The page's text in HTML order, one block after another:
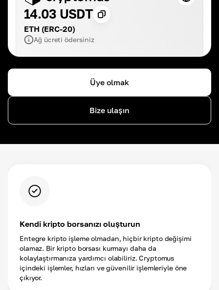
14.03 USDT
ETH (ERC-20)
Ağ ücreti ödersiniz
Üye olmak
Bize ulaşın
Kendi kripto borsanızı oluşturun
Entegre kripto işleme olmadan, hiçbir kripto değişimi
olamaz. Bir kripto borsası kurmayı daha da
kolaylaştırmanıza yardımcı olabiliriz. Cryptomus
içindeki işlemler, hızları ve güvenilir işlemleriyle öne
çıkıyor.